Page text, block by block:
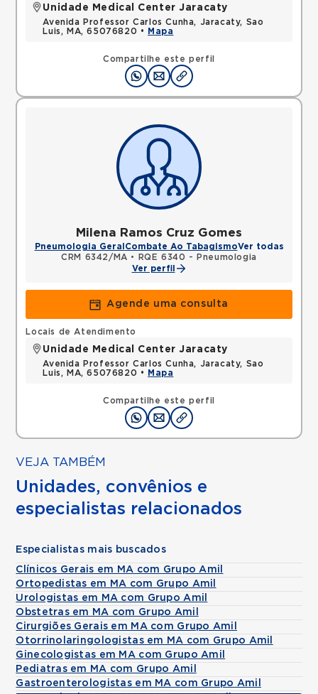
Compartilhe este perfil
Unidade Medical Center Jaracaty
Avenida Professor Carlos Cunha, Jaracaty, Sao
Luis, MA, 65076820 •
Mapa
Milena Ramos Cruz Gomes
Pneumologia Geral Combate Ao TabagismoVer todas
CRM 6342/MA •
RQE 6340 - Pneumologia
Ver perfil
Agende uma consulta
Compartilhe este perfil
Locais de Atendimento
Unidade Medical Center Jaracaty
Avenida Professor Carlos Cunha, Jaracaty, Sao
Luis, MA, 65076820 •
Mapa
VEJA TAMBÉM
Unidades, convênios e
especialistas relacionados
Especialistas mais buscados
Clínicos Gerais em MA com Grupo Amil
Ortopedistas em MA com Grupo Amil
Urologistas em MA com Grupo Amil
Obstetras em MA com Grupo Amil
Cirurgiões Gerais em MA com Grupo Amil
Otorrinolaringologistas em MA com Grupo Amil
Ginecologistas em MA com Grupo Amil
Pediatras em MA com Grupo Amil
Gastroenterologistas em MA com Grupo Amil